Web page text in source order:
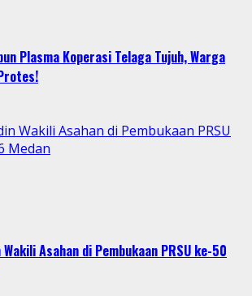
Plasma Koperasi Telaga Tujuh, Warga
Wakili Asahan di Pembukaan PRSU
Medan
Asahan di Pembukaan PRSU ke-50